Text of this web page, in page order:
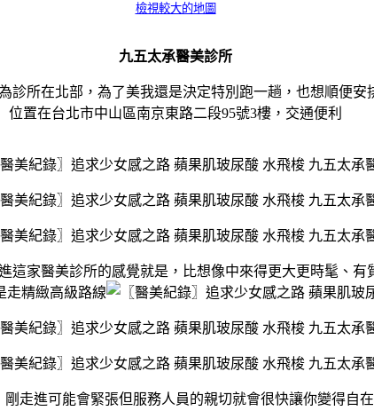
檢視較大的地圖
九五太承醫美診所
診所在北部，為了美我還是決定特別跑一趟，也想順便安
位置在台北市中山區南京東路二段95號3樓，交通便利
這家醫美診所的感覺就是，比想像中來得更大更時髦、有
走精緻高級路線
剛走進可能會緊張但服務人員的親切就會很快讓你變得自